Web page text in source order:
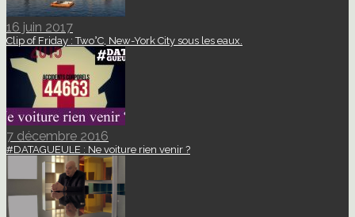
16 juin 2017
Clip of Friday : Two°C, New-York City sous les eaux.
7 décembre 2016
#DATAGUEULE : Ne voiture rien venir ?